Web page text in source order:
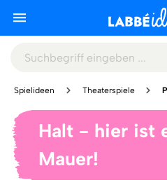
Spielideen Theaterspiele
Halt - hier ist
Mauer!